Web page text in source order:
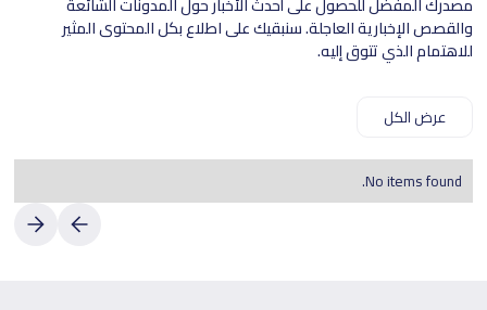
والقصص الإخبارية العاجلة. سنبقيك على اطلاع بكل المحتوى المثير
للاهتمام الذي تتوق إليه.
عرض الكل
No items found.